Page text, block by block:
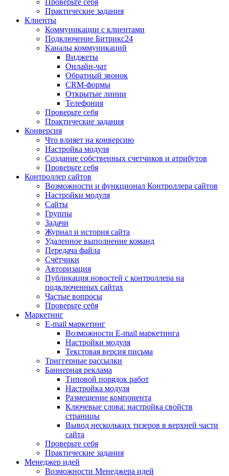
Проверьте себя
Практические задания
Клиенты
Коммуникации с клиентами
Подключение Битрикс24
Каналы коммуникаций
Виджеты
Онлайн-чат
Обратный звонок
CRM-формы
Открытые линии
Телефония
Проверьте себя
Практические задания
Конверсия
Что влияет на конверсию
Настройка модуля
Создание собственных счетчиков и атрибутов
Проверьте себя
Контроллер сайтов
Возможности и функционал Контроллера сайтов
Настройки модуля
Сайты
Группы
Задачи
Журнал и история сайта
Удаленное выполнение команд
Передача файла
Счётчики
Авторизация
Публикация новостей с контроллера на
подключенных сайтах
Частые вопросы
Проверьте себя
Маркетинг
E-mail маркетинг
Возможности E-mail маркетинга
Настройки модуля
Текстовая версия письма
Триггерные рассылки
Баннерная реклама
Типовой порядок работ
Настройка модуля
Размещение компонента
Ключевые слова: настройка свойств
страницы
Вывод нескольких тизеров в верхней части
сайта
Проверьте себя
Практические задания
Менеджер идей
Возможности Менеджера идей